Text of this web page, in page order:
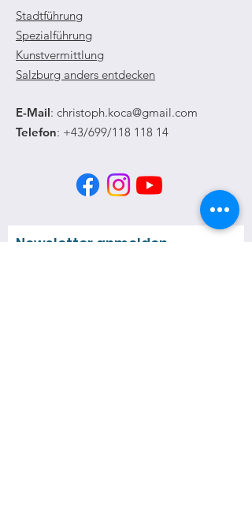
Stadtführung
Spezialführung
Kunstvermittlung
Salzburg anders entdecken
E-Mail: christoph.koca@gmail.com
Telefon: +43/699/118 118 14
Newsletter anmelden